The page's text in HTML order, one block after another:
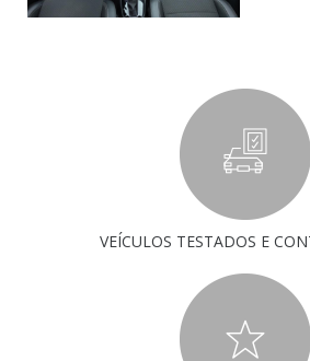
VEÍCULOS TESTADOS E